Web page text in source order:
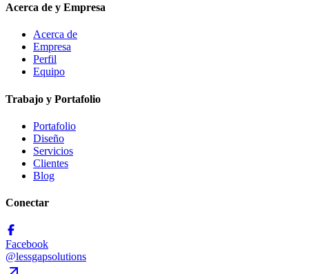
Acerca de y Empresa
Acerca de
Empresa
Perfil
Equipo
Trabajo y Portafolio
Portafolio
Diseño
Servicios
Clientes
Blog
Conectar
Facebook
@lessgapsolutions